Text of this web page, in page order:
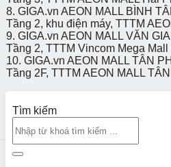
8. GIGA.vn AEON MALL BÌNH
Tầng 2, khu điện máy, TTTM
9. GIGA.vn AEON MALL VĂN
Tầng 2, TTTM Vincom Mega
10. GIGA.vn AEON MALL TÂN
Tầng 2F, TTTM AEON MALL
Tìm kiếm